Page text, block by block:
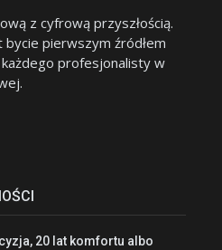
z cyfrową przyszłością.
pierwszym źródłem
profesjonalisty w
20 lat komfortu albo